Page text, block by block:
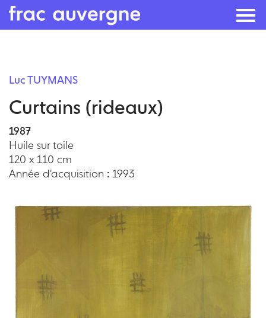
content
Luc TUYMANS
Curtains (rideaux)
1987
Huile sur toile
120 x 110 cm
Année d'acquisition : 1993